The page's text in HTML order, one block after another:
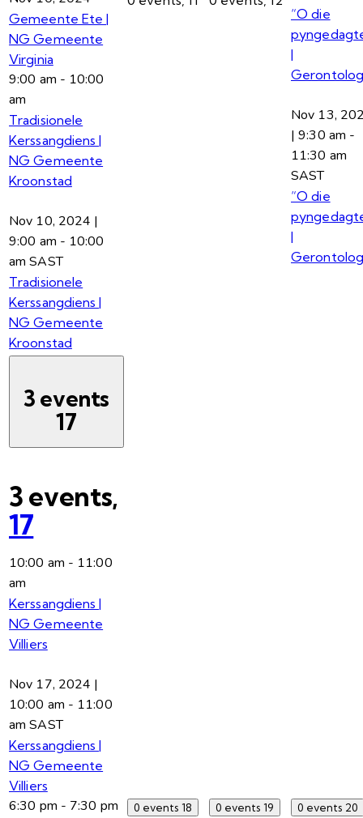
Gemeente Ete |
NG Gemeente
Virginia
9:00 am - 10:00
am
Tradisionele
Kerssangdiens |
NG Gemeente
Kroonstad
Nov 10, 2024 |
9:00 am - 10:00
am SAST
Tradisionele
Kerssangdiens |
NG Gemeente
Kroonstad
“O die
|
Nov 13,
| 9:30 am -
11:30 am
SAST
“O die
|
3 events
17
3 events,
17
10:00 am - 11:00
am
Kerssangdiens |
NG Gemeente
Villiers
Nov 17, 2024 |
10:00 am - 11:00
am SAST
Kerssangdiens |
NG Gemeente
Villiers
6:30 pm - 7:30 pm 0 events 18 0 events 19 0 events 20